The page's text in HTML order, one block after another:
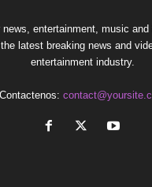
news, entertainment, music
latest breaking news and
entertainment industry.
Contactenos: